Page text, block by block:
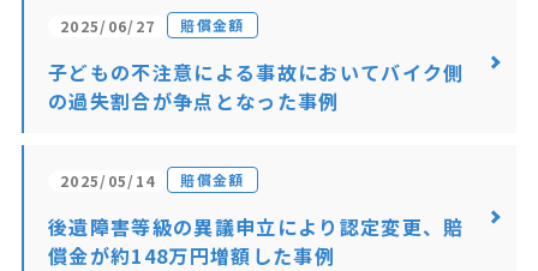
2025/06/27 賠償金額
子どもの不注意による事故においてバイク側
の過失割合が争点となった事例
2025/05/14 賠償金額
後遺障害等級の異議申立により認定変更、賠
償金が約148万円増額した事例